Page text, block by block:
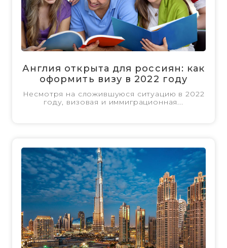
Англия открыта для россиян: как
оформить визу в 2022 году
Несмотря на сложившуюся ситуацию в 2022
году, визовая и иммиграционная...